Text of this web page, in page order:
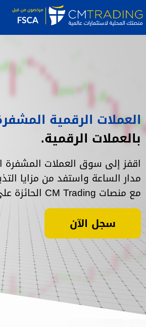
العملات الرقمية
بالعملات الرقمية.
اقفز إلى سوق العملات
مدار الساعة واستفد من مزايا
مع منصات CM Trading الحائزة على جوائز عِدة
سجل الآن